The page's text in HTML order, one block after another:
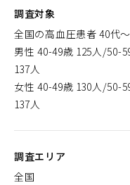
調査対象
全国の高血圧患者 40代
男性 40-49歳 125人/50-
137人
女性 40-49歳 130人/50-
137人
調査エリア
全国